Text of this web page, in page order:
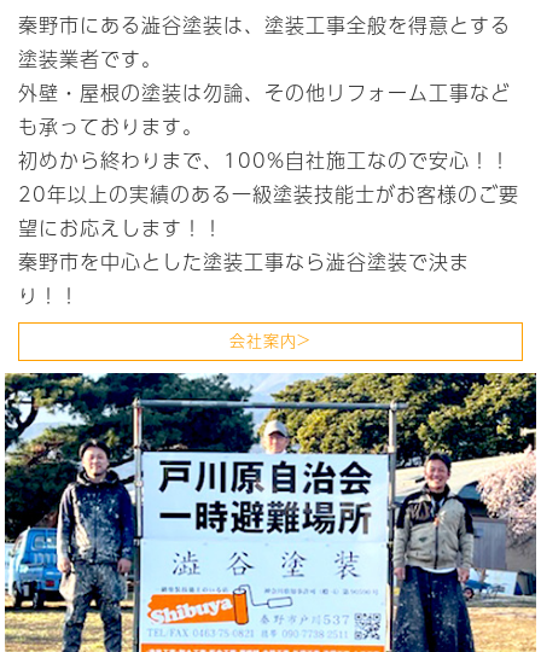
秦野市にある澁谷塗装は、塗装工事全般を得意とする
塗装業者です。
外壁・屋根の塗装は勿論、その他リフォーム工事など
も承っております。
初めから終わりまで、100%自社施工なので安心！！
20年以上の実績のある一級塗装技能士がお客様のご要
望にお応えします！！
秦野市を中心とした塗装工事なら澁谷塗装で決ま
り！！
会社案内>